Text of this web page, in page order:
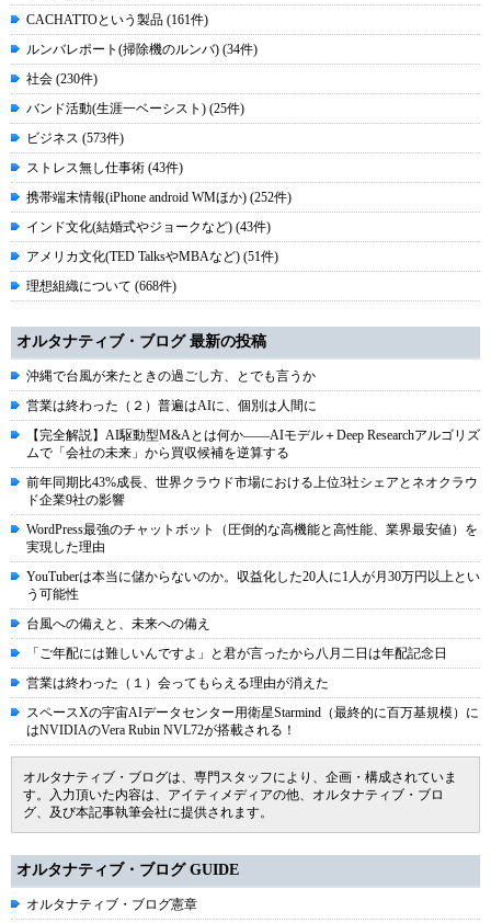
CACHATTOという製品 (161件)
ルンバレポート(掃除機のルンバ) (34件)
社会 (230件)
バンド活動(生涯一ベーシスト) (25件)
ビジネス (573件)
ストレス無し仕事術 (43件)
携帯端末情報(iPhone android WMほか) (252件)
インド文化(結婚式やジョークなど) (43件)
アメリカ文化(TED TalksやMBAなど) (51件)
理想組織について (668件)
オルタナティブ・ブログ 最新の投稿
沖縄で台風が来たときの過ごし方、とでも言うか
営業は終わった（２）普遍はAIに、個別は人間に
【完全解説】AI駆動型M&Aとは何か――AIモデル＋Deep Researchアルゴリズ
ムで「会社の未来」から買収候補を逆算する
前年同期比43%成長、世界クラウド市場における上位3社シェアとネオクラウ
ド企業9社の影響
WordPress最強のチャットボット（圧倒的な高機能と高性能、業界最安値）を
実現した理由
YouTuberは本当に儲からないのか。収益化した20人に1人が月30万円以上とい
う可能性
台風への備えと、未来への備え
「ご年配には難しいんですよ」と君が言ったから八月二日は年配記念日
営業は終わった（１）会ってもらえる理由が消えた
スペースXの宇宙AIデータセンター用衛星Starmind（最終的に百万基規模）に
はNVIDIAのVera Rubin NVL72が搭載される！
オルタナティブ・ブログは、専門スタッフにより、企画・構成されていま
す。入力頂いた内容は、アイティメディアの他、オルタナティブ・ブロ
グ、及び本記事執筆会社に提供されます。
オルタナティブ・ブログ GUIDE
オルタナティブ・ブログ憲章